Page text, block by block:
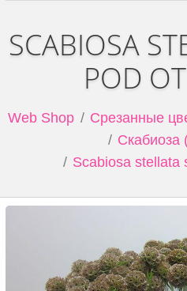
SCABIOSA
POD
Web Shop
Срезанные
Скабиоза
Scabiosa stellata